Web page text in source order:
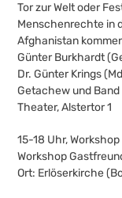
Tor zur Welt oder
Menschenrechte in
Afghanistan
Günter Burkhardt
Dr. Günter Krings
Getachew und
Theater, Alstertor 1
15-18 Uhr, Workshop
Workshop
Ort: Erlöserkirche